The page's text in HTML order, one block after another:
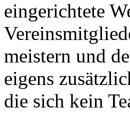
eingerichtete
meistern und
eigens
die sich kein